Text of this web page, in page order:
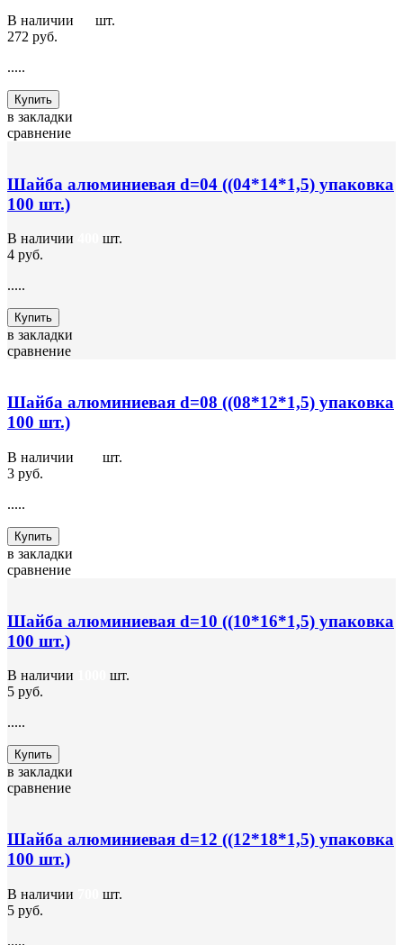
В наличии
шт.
272 руб.
.....
Купить
в закладки
сравнение
Шайба алюминиевая d=04 ((04*14*1,5) упаковка
100 шт.)
В наличии
шт.
4 руб.
.....
Купить
в закладки
сравнение
Шайба алюминиевая d=08 ((08*12*1,5) упаковка
100 шт.)
В наличии
шт.
3 руб.
.....
Купить
в закладки
сравнение
Шайба алюминиевая d=10 ((10*16*1,5) упаковка
100 шт.)
В наличии
шт.
5 руб.
.....
Купить
в закладки
сравнение
Шайба алюминиевая d=12 ((12*18*1,5) упаковка
100 шт.)
В наличии
шт.
5 руб.
.....